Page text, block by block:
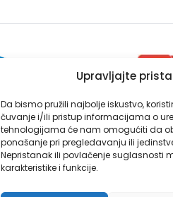
Upravljajte
Da bismo pružili najbolje iskustvo,
čuvanje i/ili pristup informacijama o
tehnologijama će nam omogućiti da
ponašanje pri pregledavanju ili
Nepristanak ili povlačenje suglasnosti
karakteristike i funkcije.